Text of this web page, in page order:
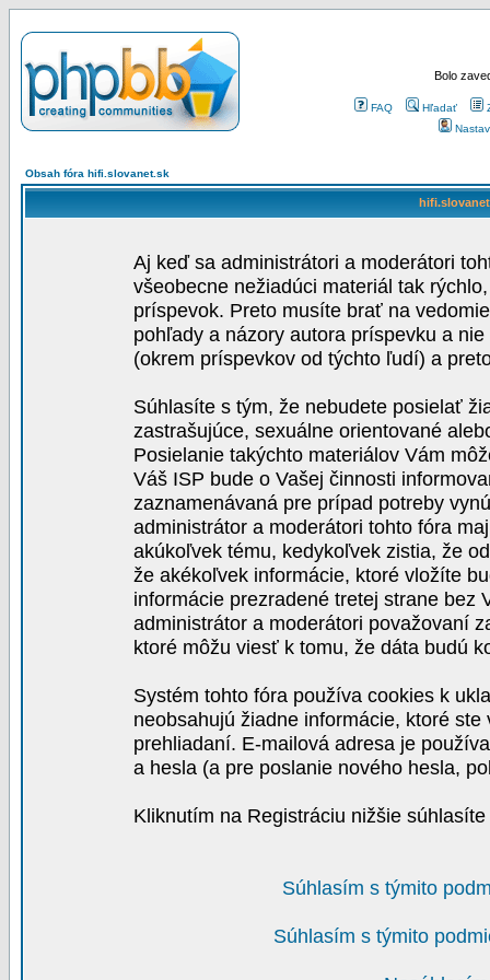
Bolo
FAQ Hľadať
Obsah fóra hifi.slovanet.sk
Aj keď sa administrátori a moderátori
všeobecne nežiadúci materiál tak
príspevok. Preto musíte brať na
pohľady a názory autora príspevku a
(okrem príspevkov od týchto ľudí) a
Súhlasíte s tým, že nebudete posielať
zastrašujúce, sexuálne orientované
Posielanie takýchto materiálov Vám
Váš ISP bude o Vašej činnosti
zaznamenávaná pre prípad potreby
administrátor a moderátori tohto fóra
akúkoľvek tému, kedykoľvek zistia, že
že akékoľvek informácie, ktoré vložíte
informácie prezradené tretej strane bez
administrátor a moderátori považovaní
ktoré môžu viesť k tomu, že dáta budú
Systém tohto fóra používa cookies k
neobsahujú žiadne informácie, ktoré
prehliadaní. E-mailová adresa je
a hesla (a pre poslanie nového hesla,
Kliknutím na Registráciu nižšie
Súhlasím s týmito
Súhlasím s týmito